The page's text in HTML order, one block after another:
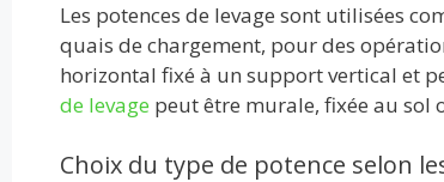
Les potences de levage sont utilisées
quais de chargement, pour des
horizontal fixé à un support vertical et
de levage peut être murale, fixée au sol
Choix du type de potence selon